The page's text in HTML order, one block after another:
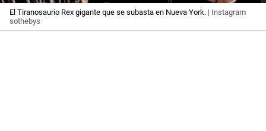
El Tiranosaurio Rex gigante que se subasta en Nueva York. | Instagram
sothebys